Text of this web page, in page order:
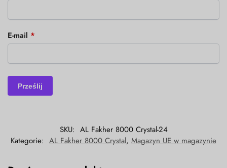
E-mail *
SKU: AL Fakher 8000 Crystal-24
Kategorie: AL Fakher 8000 Crystal, Magazyn UE w magazynie